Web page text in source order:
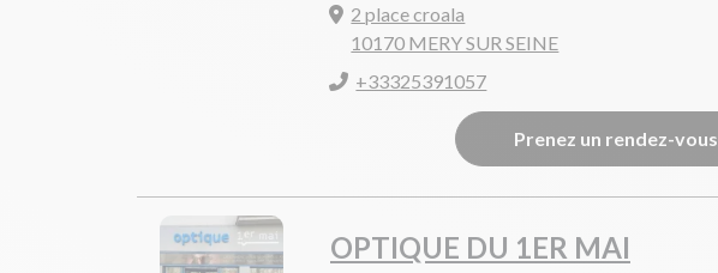
2 place croala
10170 MERY SUR SEINE
+33325391057
Prenez un rendez-vous
OPTIQUE DU 1ER MAI